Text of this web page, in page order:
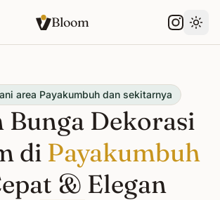
Bloom
area Payakumbuh dan sekitarnya
Bunga Dekorasi
di Payakumbuh
& Elegan